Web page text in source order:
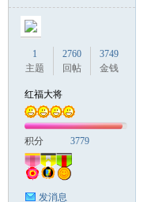
1
主题
2760
回帖
3749
金钱
红福大将
积分 3779
发消息